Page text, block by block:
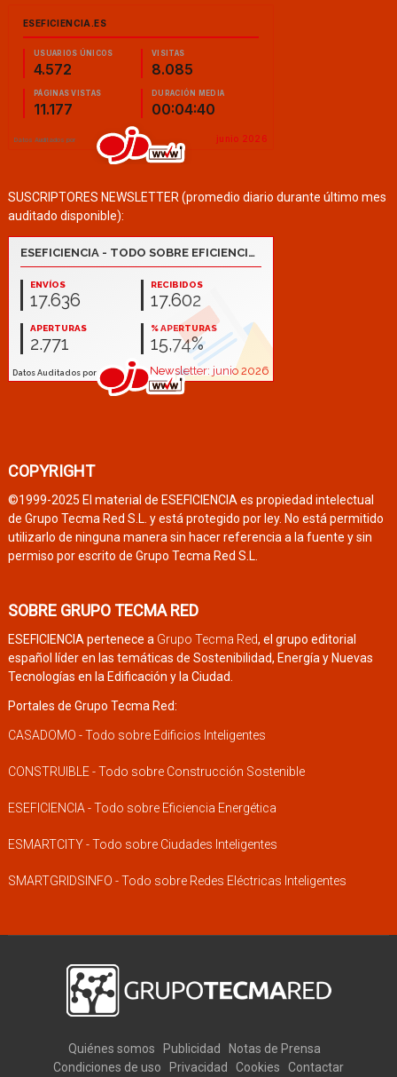
SUSCRIPTORES NEWSLETTER (promedio diario durante último mes
auditado disponible):
COPYRIGHT
©1999-2025 El material de ESEFICIENCIA es propiedad intelectual
de Grupo Tecma Red S.L. y está protegido por ley. No está permitido
utilizarlo de ninguna manera sin hacer referencia a la fuente y sin
permiso por escrito de Grupo Tecma Red S.L.
SOBRE GRUPO TECMA RED
ESEFICIENCIA pertenece a Grupo Tecma Red, el grupo editorial
español líder en las temáticas de Sostenibilidad, Energía y Nuevas
Tecnologías en la Edificación y la Ciudad.
Portales de Grupo Tecma Red:
CASADOMO - Todo sobre Edificios Inteligentes
CONSTRUIBLE - Todo sobre Construcción Sostenible
ESEFICIENCIA - Todo sobre Eficiencia Energética
ESMARTCITY - Todo sobre Ciudades Inteligentes
SMARTGRIDSINFO - Todo sobre Redes Eléctricas Inteligentes
Quiénes somos Publicidad
Notas de Prensa
Condiciones de uso
Privacidad Cookies Contactar